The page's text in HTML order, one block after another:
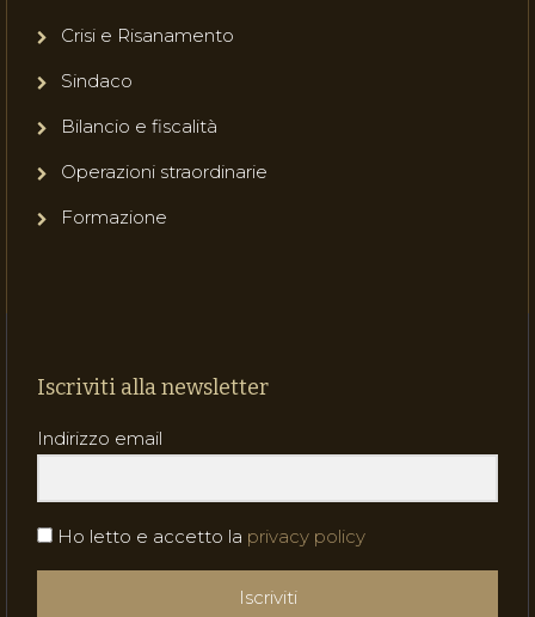
Crisi e Risanamento
Sindaco
Bilancio e fiscalità
Operazioni straordinarie
Formazione
Iscriviti alla newsletter
Indirizzo email
Ho letto e accetto la privacy policy
Iscriviti